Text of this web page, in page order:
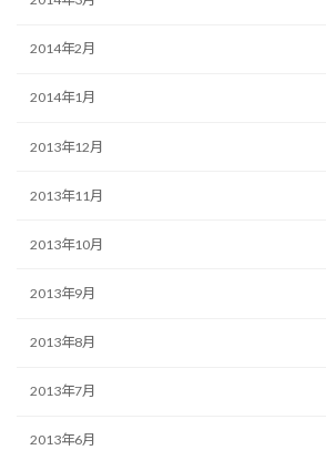
2014年2月
2014年1月
2013年12月
2013年11月
2013年10月
2013年9月
2013年8月
2013年7月
2013年6月